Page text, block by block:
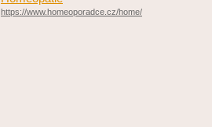
https://www.homeoporadce.cz/home/